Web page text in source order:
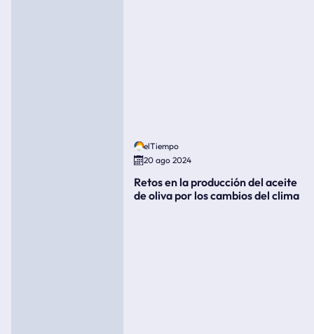
elTiempo
20 ago 2024
Retos en la producción del aceite
de oliva por los cambios del clima